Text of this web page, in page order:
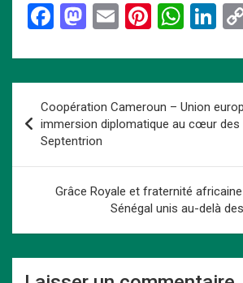
F
ce
o
o
k
M
st
o
d
o
n
E
ail
Pi
er
t
W
at
s
A
p
Li
ke
n
de
l’article
Coopération Cameroun – Union
immersion diplomatique au cœur des
Septentrion
Grâce Royale et fraternité
Sénégal unis au-delà